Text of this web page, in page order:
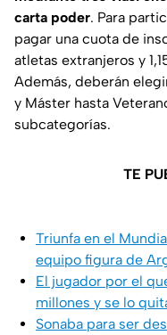
carta poder. Para
pagar una cuota de
atletas extranjeros y
Además, deberán
y Máster hasta
subcategorías.
TE
Triunfa en el
equipo figura de
El jugador por el
millones y se lo
Sonaba para ser